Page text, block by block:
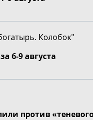
6-9 августа
против